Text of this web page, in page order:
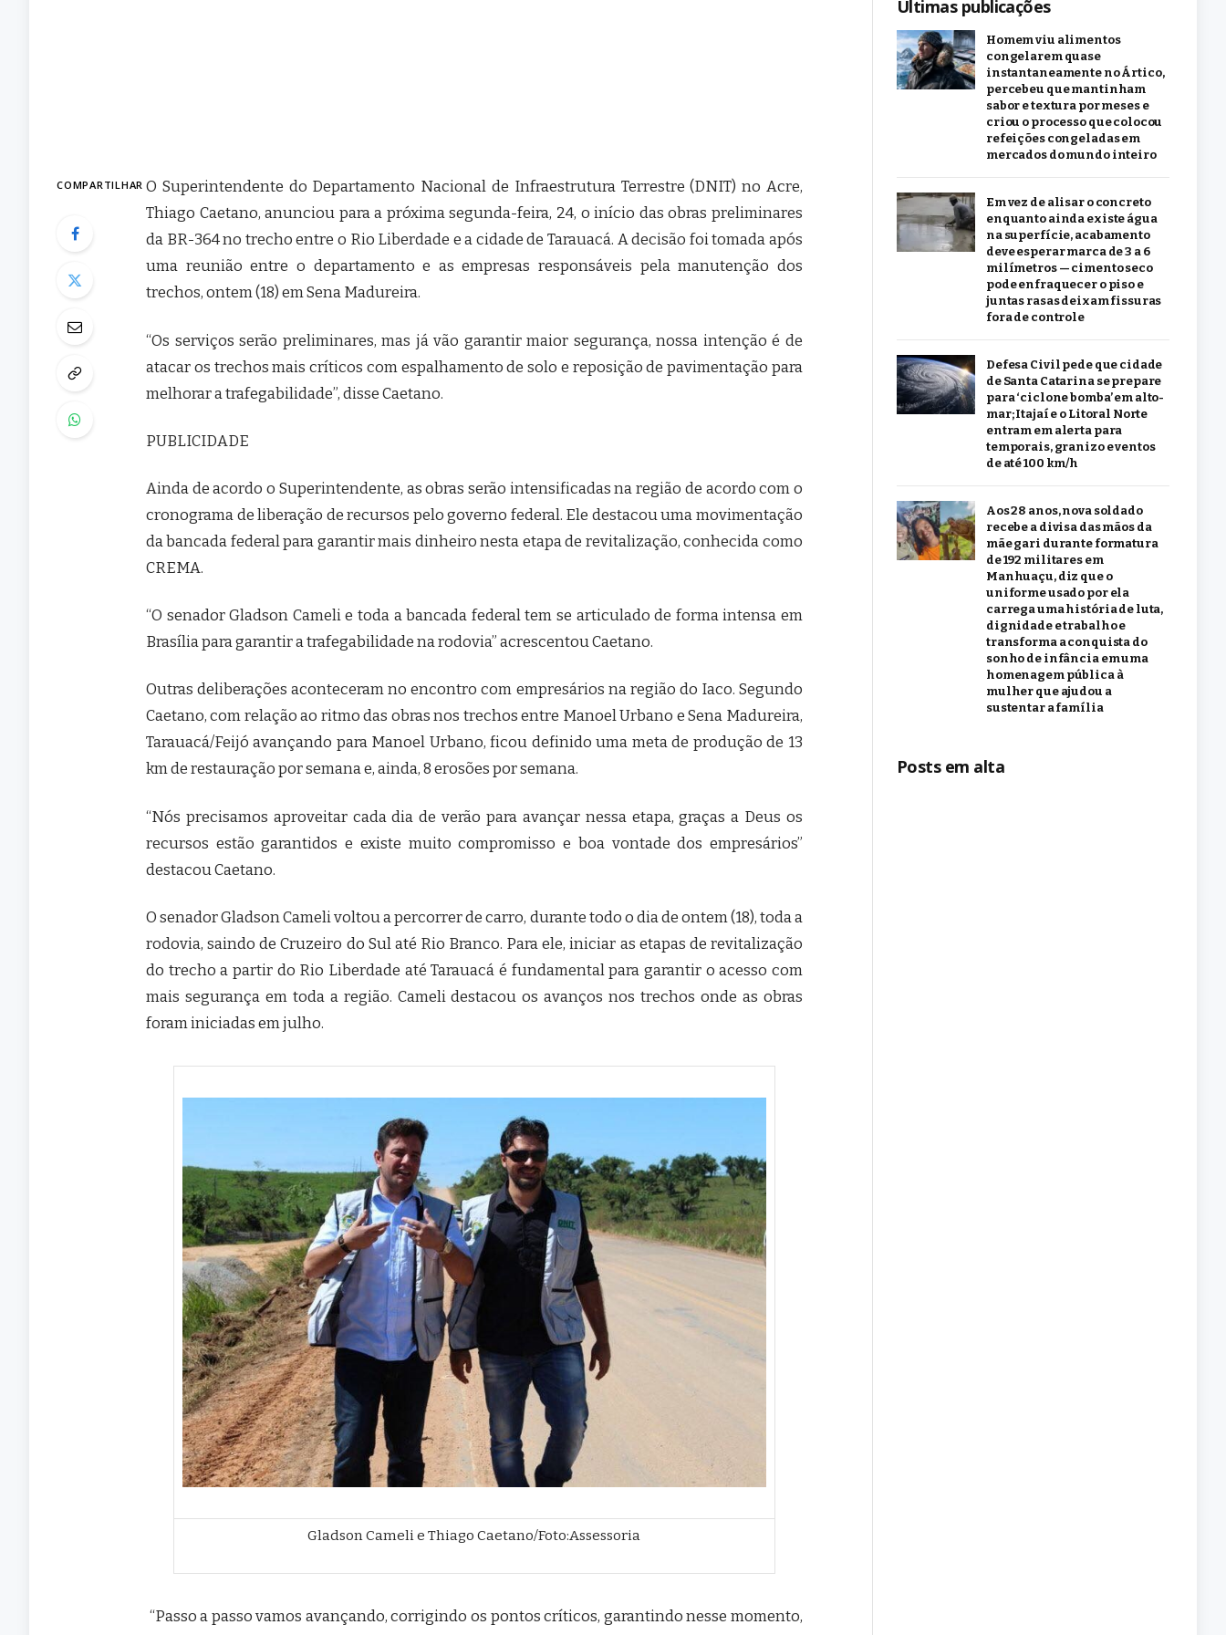
COMPARTILHAR O Superintendente do Departamento Nacional de Infraestrutura Terrestre (DNIT) no Acre,
Thiago Caetano, anunciou para a próxima segunda-feira, 24, o início das obras preliminares
da BR-364 no trecho entre o Rio Liberdade e a cidade de Tarauacá. A decisão foi tomada após
uma reunião entre o departamento e as empresas responsáveis pela manutenção dos
trechos, ontem (18) em Sena Madureira.
“Os serviços serão preliminares, mas já vão garantir maior segurança, nossa intenção é de
atacar os trechos mais críticos com espalhamento de solo e reposição de pavimentação para
melhorar a trafegabilidade”, disse Caetano.
PUBLICIDADE
Ainda de acordo o Superintendente, as obras serão intensificadas na região de acordo com o
cronograma de liberação de recursos pelo governo federal. Ele destacou uma movimentação
da bancada federal para garantir mais dinheiro nesta etapa de revitalização, conhecida como
CREMA.
“O senador Gladson Cameli e toda a bancada federal tem se articulado de forma intensa em
Brasília para garantir a trafegabilidade na rodovia” acrescentou Caetano.
Outras deliberações aconteceram no encontro com empresários na região do Iaco. Segundo
Caetano, com relação ao ritmo das obras nos trechos entre Manoel Urbano e Sena Madureira,
Tarauacá/Feijó avançando para Manoel Urbano, ficou definido uma meta de produção de 13
km de restauração por semana e, ainda, 8 erosões por semana.
“Nós precisamos aproveitar cada dia de verão para avançar nessa etapa, graças a Deus os
recursos estão garantidos e existe muito compromisso e boa vontade dos empresários”
destacou Caetano.
O senador Gladson Cameli voltou a percorrer de carro, durante todo o dia de ontem (18), toda a
rodovia, saindo de Cruzeiro do Sul até Rio Branco. Para ele, iniciar as etapas de revitalização
do trecho a partir do Rio Liberdade até Tarauacá é fundamental para garantir o acesso com
mais segurança em toda a região. Cameli destacou os avanços nos trechos onde as obras
foram iniciadas em julho.
Gladson Cameli e Thiago Caetano/Foto:Assessoria
“Passo a passo vamos avançando, corrigindo os pontos críticos, garantindo nesse momento,
Últimas publicações
Homem viu alimentos
congelarem quase
instantaneamente no Ártico,
percebeu que mantinham
sabor e textura por meses e
criou o processo que colocou
refeições congeladas em
mercados do mundo inteiro
Em vez de alisar o concreto
enquanto ainda existe água
na superfície, acabamento
deve esperar marca de 3 a 6
milímetros — cimento seco
pode enfraquecer o piso e
juntas rasas deixam fissuras
fora de controle
Defesa Civil pede que cidade
de Santa Catarina se prepare
para ‘ciclone bomba’ em alto-
mar; Itajaí e o Litoral Norte
entram em alerta para
temporais, granizo e ventos
de até 100 km/h
Aos 28 anos, nova soldado
recebe a divisa das mãos da
mãe gari durante formatura
de 192 militares em
Manhuaçu, diz que o
uniforme usado por ela
carrega uma história de luta,
dignidade e trabalho e
transforma a conquista do
sonho de infância em uma
homenagem pública à
mulher que ajudou a
sustentar a família
Posts em alta